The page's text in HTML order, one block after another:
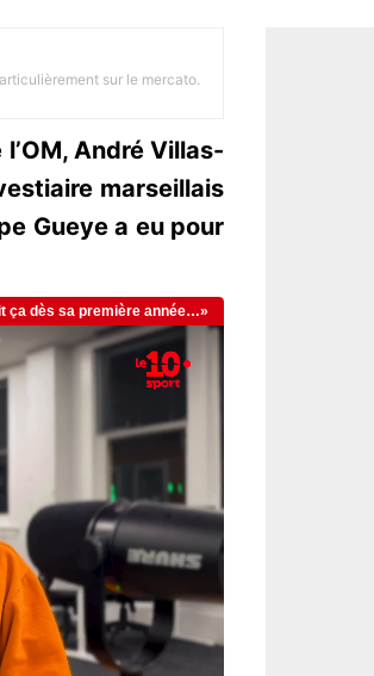
sur le mercato.
André Villas-
marseillais
Gueye a eu pour